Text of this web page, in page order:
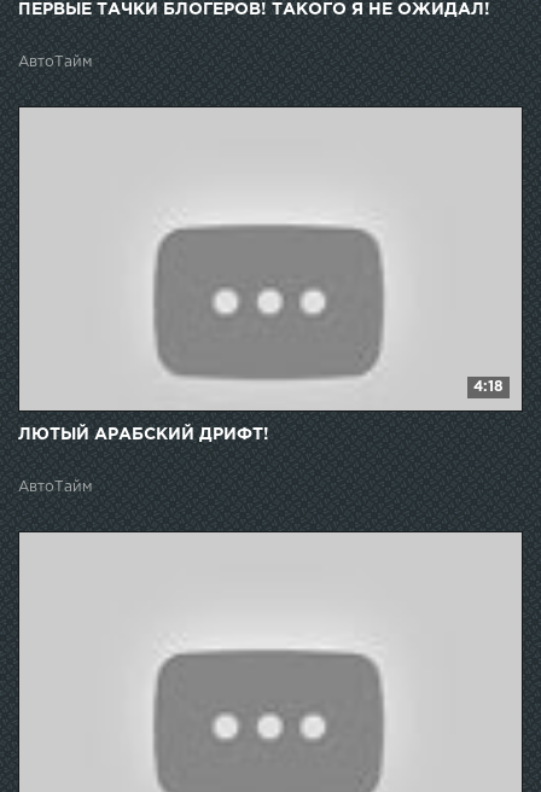
ПЕРВЫЕ ТАЧКИ БЛОГЕРОВ! ТАКОГО Я НЕ ОЖИДАЛ!
АвтоТайм
4:18
ЛЮТЫЙ АРАБСКИЙ ДРИФТ!
АвтоТайм